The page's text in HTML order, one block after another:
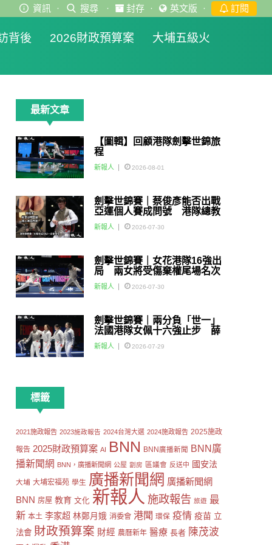
資訊 · 搜尋 · 封存 · 英文版 · 訂閱
背後 2026財政預算案
大埔五級火
最新文章
【圖輯】回顧港隊劍擊世錦旅
程
新報人 2026-08-01
劍擊世錦賽｜蔡俊彥能否出戰
亞運個人賽成問號 港隊總教
練：如醫生話可以一定會用佢
新報人 2026-07-30
劍擊世錦賽｜女花港隊16強出
局 兩女將受傷棄權尾場名次
賽
新報人 2026-07-30
劍擊世錦賽｜兩分負「世一」
法國港隊女佩十六強止步 薛
雅齊：我好有信心我哋可以做
到世界級嘅Team
新報人 2026-07-29
標籤
2021施政報告 2023施政報告 2024台灣大選 2024施政報告 2025施政
報告 2025財政預算案 AI BNN BNN廣播新聞
BNN廣
播新聞網 BNN，廣播新聞網 公屋 劏房 區議會 反送中 國安法
大埔 大埔宏福苑 學生 廣播新聞網 廣播新聞網
BNN 房屋 教育 文化 新報人 施政報告 旅遊 最
新 本土 李家超 林鄭月娥 消委會 港聞 環保 疫情 疫苗 立
法會 財政預算案 財經 農曆新年 醫療 長者 陳茂波